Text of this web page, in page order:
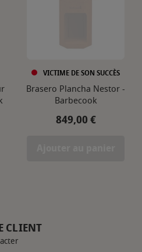
VICTIME DE SON SUCCÈS
Brasero Plancha Nestor -
Barbecook
Prix
849,00 €
CLIENT